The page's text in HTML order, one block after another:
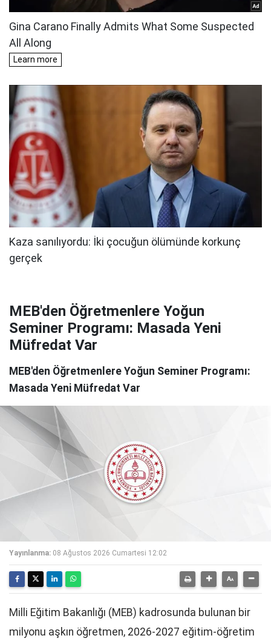
MEB'den Öğretmenlere Yoğun
Seminer Programı: Masada Yeni
Müfredat Var
MEB'den Öğretmenlere Yoğun Seminer Programı:
Masada Yeni Müfredat Var
Yayınlanma: 08 Ağustos 2026 Cumartesi 12:02
Milli Eğitim Bakanlığı (MEB) kadrosunda bulunan bir
milyonu aşkın öğretmen, 2026-2027 eğitim-öğretim